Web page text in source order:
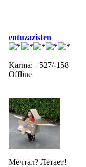
entuzazisten
Karma: +527/-158
Offline
Мечтал? Летает!